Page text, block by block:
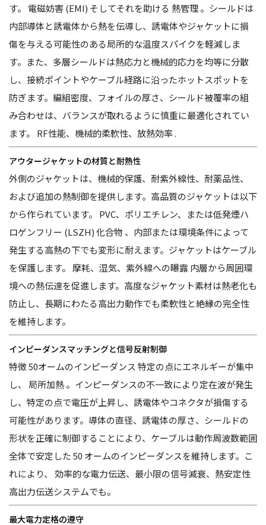
す。 電磁妨害 (EMI) そしてそれを助ける 熱管理。シールドは
内部導体と誘電体から熱を伝導し、誘電体やジャケットに損
傷を与える可能性のある局所的な温度スパイクを軽減しま
す。また、多層シールドは熱応力と機械的応力を均等に分散
し、接続ポイントやケーブル経路に沿ったホットスポットを
防ぎます。編組密度、フォイルの厚さ、シールド被覆率の組
み合わせは、バランスが取れるように慎重に最適化されてい
ます。 RF性能、機械的柔軟性、放熱効率.
アウタージャケットの材質と耐熱性
外側のジャケットは、機械的保護、耐紫外線性、耐薬品性、
および追加の熱制御を提供します。高品質のジャケットは以下
から作られています。 PVC、ポリエチレン、または低発煙ハ
ロゲンフリー (LSZH) 化合物 、内部または環境条件によって
発生する高熱の下でも変形に耐えます。ジャケットはケーブル
を保護します。 摩耗、湿気、紫外線への曝露内層から周囲環
境への熱伝達を促進します。高度なジャケット素材は熱老化も
防止し、長期にわたる高出力動作でも柔軟性と絶縁の完全性
を維持します。
インピーダンスマッチングと信号反射制御
特徴50オームのインピーダンス 特定の点にエネルギーが集中
し、 局所加熱。インピーダンスの不一致により定在波が発生
し、特定の点で電圧が上昇し、誘電体やコネクタが損傷する
可能性があります。導体の直径、誘電体の厚さ、シールドの
形状を正確に制御することにより、ケーブルは動作周波数範囲
全体で安定した 50 オームのインピーダンスを維持します。こ
れにより、 効率的な電力伝送、最小限の信号減衰、熱安定性
高出力伝送システムでも。
最大電力定格の遵守